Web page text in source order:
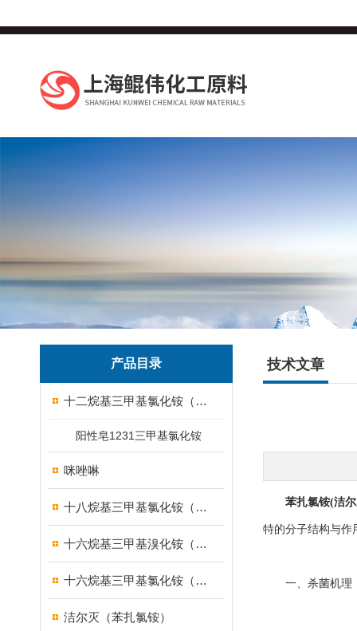
产品目录
十二烷基三甲基氯化铵（1231）
阳性皂1231三甲基氯化铵
咪唑啉
十八烷基三甲基氯化铵（1831）
十六烷基三甲基溴化铵（1631溴型）
十六烷基三甲基氯化铵（1631）
洁尔灭（苯扎氯铵）
技术文章
苯扎氯铵(洁
特的分子结构与作
一、杀菌机理